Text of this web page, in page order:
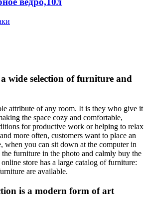
wide selection of furniture and
attribute of any room. It is they who give it
the space cozy and comfortable,
for productive work or helping to relax
more often, customers want to place an
when you can sit down at the computer in
furniture in the photo and calmly buy the
store has a large catalog of furniture:
are available.
is a modern form of art